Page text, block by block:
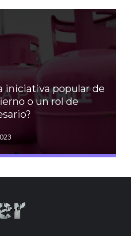
iniciativa popular de
o un rol de